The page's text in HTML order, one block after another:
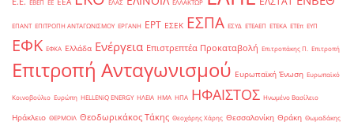
ΕΒΕΠ ΕΕ ΕΛΑΣ ΕΛΛΑΚΤΩΡ
ΕΠΑΝΤ ΕΠΙΤΡΟΠΗ ΑΝΤΑΓΩΝΙΣΜΟΥ ΕΡΓΑΝΗ ΕΡΤ ΕΣΕΚ ΕΣΠΑ ΕΣΥΔ ΕΤΕΑΕΠ ΕΤΕΚΑ ΕΤΕπ ΕΥΠ
ΕΦΚ ΕΦΚΑ Ελλάδα Ενέργεια Επιστρεπτέα Προκαταβολή Επιτροπάκης Π. Επιτροπή
Επιτροπή Ανταγωνισμού Ευρωπαϊκή Ένωση Ευρωπαϊκό
Κοινοβούλιο Ευρώπη ΗELLENiQ ENERGY ΗΛΕΙΑ ΗΜΑ ΗΠΑ ΗΦΑΙΣΤΟΣ Ηνωμένο Βασίλειο
Ηράκλειο ΘΕΡΜΟΙΛ Θεοδωρικάκος Τάκης Θεοχάρης Χάρης Θεσσαλονίκη Θράκη Θωμαδάκης